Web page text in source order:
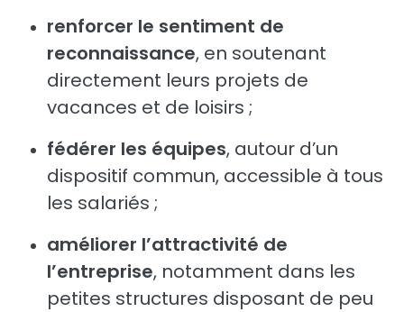
renforcer le sentiment de
reconnaissance, en soutenant
directement leurs projets de
vacances et de loisirs ;
fédérer les équipes, autour d’un
dispositif commun, accessible à tous
les salariés ;
améliorer l’attractivité de
l’entreprise, notamment dans les
petites structures disposant de peu